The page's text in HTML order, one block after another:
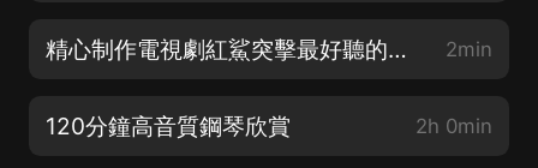
精心制作電視劇紅鯊突擊最好聽的鋼琴背景音樂 2min
120分鐘高音質鋼琴欣賞 2h 0min